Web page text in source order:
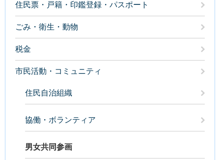
住民票・戸籍・印鑑登録・パスポート
ごみ・衛生・動物
税金
市民活動・コミュニティ
住民自治組織
協働・ボランティア
男女共同参画